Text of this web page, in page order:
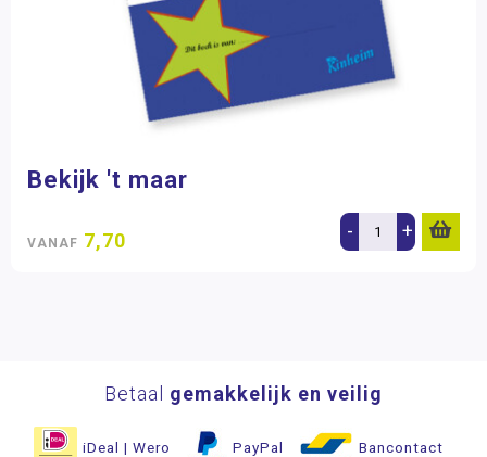
Bekijk 't maar
VANAF 7,70 - +
Betaal gemakkelijk en veilig
iDeal | Wero PayPal Bancontact